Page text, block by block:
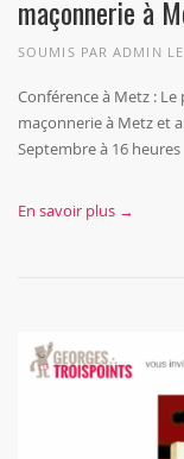
maçonnerie à
SOUMIS PARADMIN
Conférence à Metz :
maçonnerie à Metz et
Septembre à 16 heures
En savoir plus →